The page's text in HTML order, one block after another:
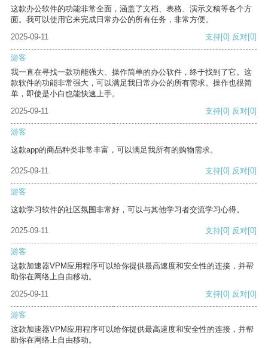
这款办公软件的功能非常全面，涵盖了文档、表格、演示文稿等各个方
面。我可以使用它来完成日常办公的所有任务，非常方便。
2025-09-11
支持[0] 反对[0]
游客
我一直在寻找一款功能强大、操作简单的办公软件，终于找到了它。这
款软件的功能非常强大，可以满足我日常办公的所有需求。操作也很简
单，即使是小白也能快速上手。
2025-09-11
支持[0] 反对[0]
游客
这款app的商品种类非常丰富，可以满足我所有的购物需求。
2025-09-11 支持[0] 反对[0]
游客
这款学习软件的社区氛围非常好，可以与其他学习者交流学习心得。
2025-09-11 支持[0] 反对[0]
游客
这款加速器VPM应用程序可以给你提供最高速度和安全性的连接，并帮
助你在网络上自由移动。
2025-09-11
支持[0] 反对[0]
游客
这款加速器VPM应用程序可以给你提供最高速度和安全性的连接，并帮
助你在网络上自由移动。